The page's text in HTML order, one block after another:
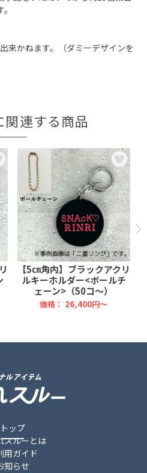
来かねます。（ダミーデザインを
関連する商品
【5㎝角内】ブラックアクリ
ルキーホルダー<ボールチ
ェーン>（50コ～）
価格： 26,400円～
トップ
スルーとは
用ガイド
知らせ